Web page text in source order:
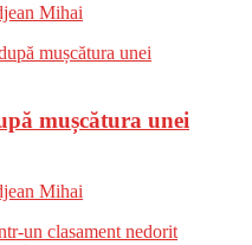
Mihai
mușcătura unei
Mihai